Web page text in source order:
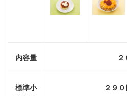
内容量 ２
標準小
２９０